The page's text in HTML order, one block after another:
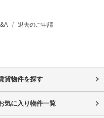
退去のご申請
貸物件を探す
気に入り物件一覧